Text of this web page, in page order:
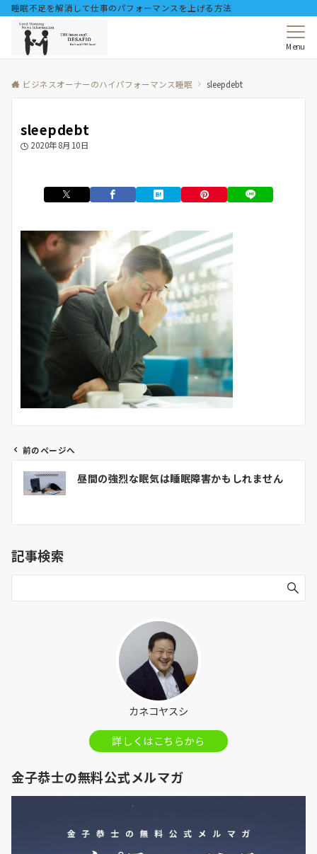
睡眠不足を解消して仕事のパフォーマンスを上げる方法
Menu
ビジネスオーナーのハイパフォーマンス睡眠 sleepdebt
sleepdebt
2020年8月10日
ビ
ー
シ
前のページへ
昼間の強烈な眠気は睡眠障害かもしれません
記事検索
カネコヤスシ
詳しくはこちらから
金子恭士の無料公式メルマガ